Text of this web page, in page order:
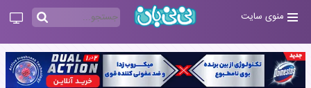
منوی سایت